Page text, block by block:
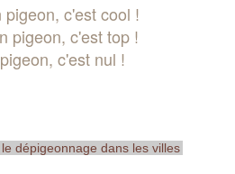
pigeon, c'est cool !
pigeon, c'est top !
c'est nul !
dépigeonnage dans les villes